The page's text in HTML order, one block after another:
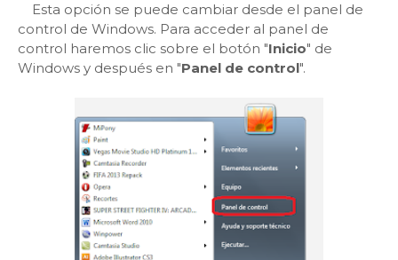
Esta opción se puede cambiar desde el panel de
control de Windows. Para acceder al panel de
control haremos clic sobre el botón "Inicio" de
Windows y después en "Panel de control".